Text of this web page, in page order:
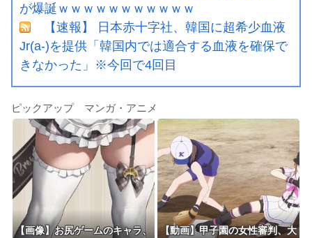
が爆誕ｗｗｗｗｗｗｗｗｗｗｗ
【速報】 日本赤十字社、韓国に超希少血液
Jr(a-)を提供「韓国内では適合する血液を確保で
きなかった」※今回で4回目
ピックアップ マンガ・アニメ
【画像】お尻ゲームのキャラ、
【動画】甲子園の女性審判、大